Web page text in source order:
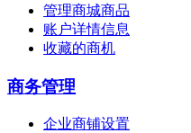
管理商城商品
账户详情信息
收藏的商机
商务管理
企业商铺设置